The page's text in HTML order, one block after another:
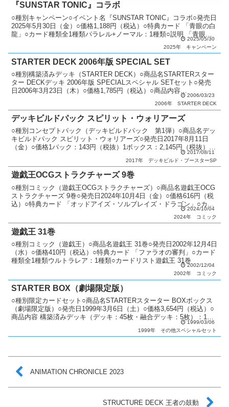
『SUNSTAR TONIC』コラボ
○種別キャンペーン○イベント名『SUNSTAR TONIC』コラボ○発売日
2025年5月30日（金）○価格1,188円（税込）○特典カード 「青眼の白
龍」○カード種類全1種類パラレル+ノーマル：1種類○説明 「青眼の
2025/05/30
2025年
キャンペーン
STARTER DECK 2006年版 SPECIAL SET
○種別構築済みデッキ（STARTER DECK）○商品名STARTERスター
ター DECKデッキ 2006年版 SPECIALスペシャル SETセット○発売
日2006年3月23日（木）○価格1,785円（税込）○商品内容
2006/03/23
2006年
STARTER DECK
デッキビルドパック スピリット・ウォリアーズ
○種別コンセプトパック（デッキビルドパック 第1弾）○商品名デッ
キビルドパック スピリット・ウォリアーズ○発売日2017年8月11日
（金）○価格1パック：143円（税抜）1ボックス：2,145円（税抜）○
2017/08/11
2017年
デッキビルド・ブースターSP
遊戯王OCGストラクチャーズ 9巻
○種別コミック（遊戯王OCGストラクチャーズ）○商品名遊戯王OCG
ストラクチャーズ 9巻○発売日2024年10月4日（金）○価格616円（税
込）○特典カード 「オッドアイズ・ソルブレイズ・ドラゴン」○カー
2024/10/04
2024年
コミック
遊戯王 31巻
○種別コミック（遊戯王）○商品名遊戯王 31巻○発売日2002年12月4日
（水）○価格410円（税込）○特典カード 「ファラオの審判」○カード
種類全1種類ウルトラレア：1種類○カードリスト遊戯王 31巻
2002/12/04
2002年
コミック
STARTER BOX（劇場限定版）
○種別限定カードセット○商品名STARTERスターター BOXボックス
（劇場限定版）○発売日1999年3月6日（土）○価格3,654円（税込）○
商品内容 構築済みデッキ（デッキ：45枚・融合デッキ：5枚）：1個
1999/03/06
1999年
その他スペシャルセット
ANIMATION CHRONICLE 2023
STRUCTURE DECK 王者の鼓動